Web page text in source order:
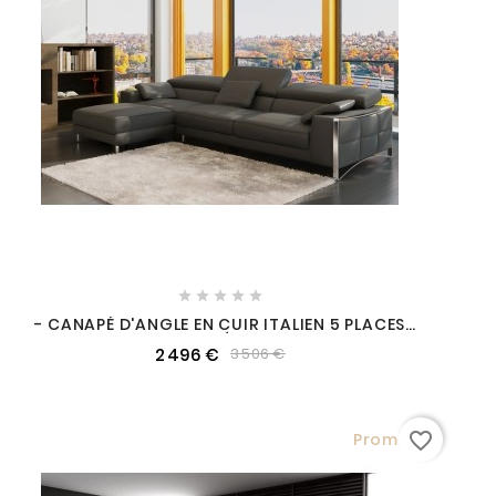
    
- CANAPÉ D'ANGLE EN CUIR ITALIEN 5 PLACES
SUEDE, GRIS FONCÉ, ANGLE GAUCHE
2 496 € 3 506 €
Promo !favorite_border